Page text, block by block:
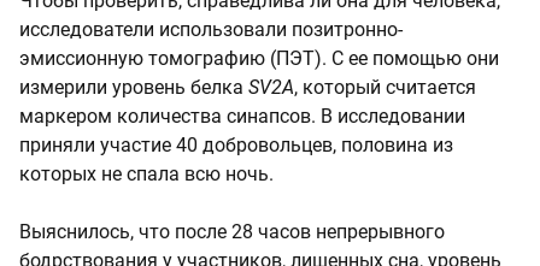
исследователи использовали позитронно-
эмиссионную томографию (ПЭТ). С ее помощью они
измерили уровень белка SV2A, который считается
маркером количества синапсов. В исследовании
приняли участие 40 добровольцев, половина из
которых не спала всю ночь.
Выяснилось, что после 28 часов непрерывного
бодрствования у участников, лишенных сна, уровень